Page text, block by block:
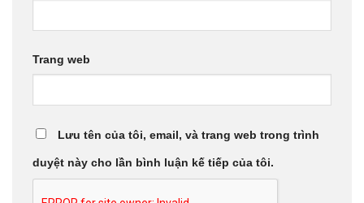
Trang web
Lưu tên của tôi, email, và trang web trong trình
duyệt này cho lần bình luận kế tiếp của tôi.